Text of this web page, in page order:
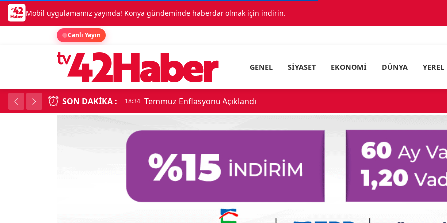
Mobil uygulamamız yayında! Konya gündeminde haberdar olmak için indirin.
Canlı Yayın
GENEL SIYASET EKONOMI DÜNYA YEREL
SON DAKIKA : 18:34 Temmuz Enflasyonu Açıklandı